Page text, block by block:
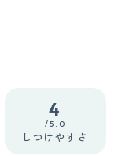
4
/5.0
しつけやすさ